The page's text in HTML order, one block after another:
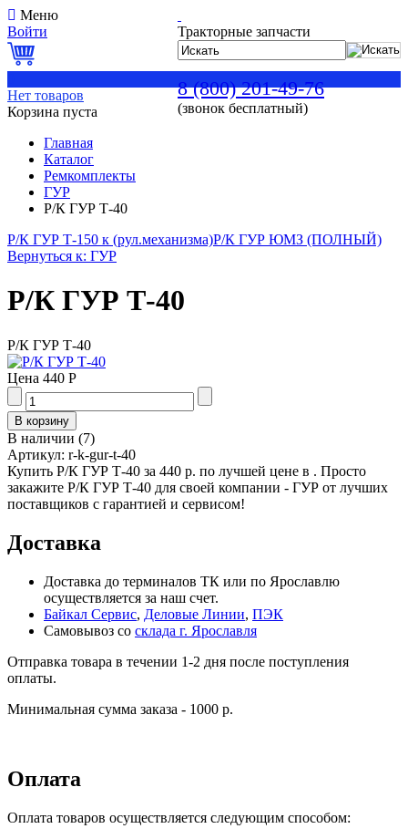
Тракторные запчасти
8 (800) 201-49-76
(звонок бесплатный)
Меню
Войти
Нет товаров
Корзина пуста
Главная
Каталог
Ремкомплекты
ГУР
Р/К ГУР Т-40
Р/К ГУР Т-150 к (рул.механизма)Р/К ГУР ЮМЗ (ПОЛНЫЙ)
Вернуться к: ГУР
Р/К ГУР Т-40
Р/К ГУР Т-40
Цена 440 Р
В наличии (7)
Артикул: r-k-gur-t-40
Купить Р/К ГУР Т-40 за 440 р. по лучшей цене в . Просто
закажите Р/К ГУР Т-40 для своей компании - ГУР от лучших
поставщиков с гарантией и сервисом!
Доставка
Доставка до терминалов ТК или по Ярославлю
осуществляется за наш счет.
Байкал Сервис, Деловые Линии, ПЭК
Самовывоз со склада г. Ярославля
Отправка товара в течении 1-2 дня после поступления
оплаты.
Минимальная сумма заказа - 1000 р.
Оплата
Оплата товаров осуществляется следующим способом: